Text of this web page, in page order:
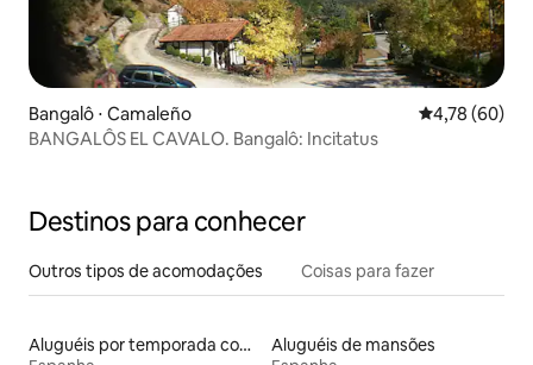
Bangalô ⋅ Camaleño 4,78 de uma
4,78 (60)
BANGALÔS EL CAVALO. Bangalô: Incitatus
Destinos para conhecer
Outros tipos de acomodações Coisas para fazer
Aluguéis por temporada com café da manhã
Aluguéis de mansões